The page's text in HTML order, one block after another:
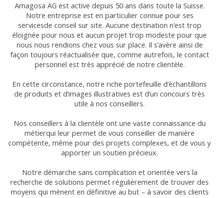
Amagosa AG est active depuis 50 ans dans toute la Suisse.
Notre entreprise est en particulier connue pour ses
servicesde conseil sur site. Aucune destination n’est trop
éloignée pour nous et aucun projet trop modeste pour que
nous nous rendions chez vous sur place. Il s’avère ainsi de
façon toujours réactualisée que, comme autrefois, le contact
personnel est très apprécié de notre clientèle.
En cette circonstance, notre riche portefeuille d’échantillons
de produits et d’images illustratives est d’un concours très
utile à nos conseillers.
Nos conseillers à la clientèle ont une vaste connaissance du
métierqui leur permet de vous conseiller de manière
compétente, même pour des projets complexes, et de vous y
apporter un soutien précieux.
Notre démarche sans complication et orientée vers la
recherche de solutions permet régulièrement de trouver des
moyens qui mènent en définitive au but – à savoir des clients